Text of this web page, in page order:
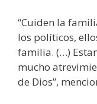
“Cuiden la
los políticos,
familia. (…)
mucho
de Dios”,